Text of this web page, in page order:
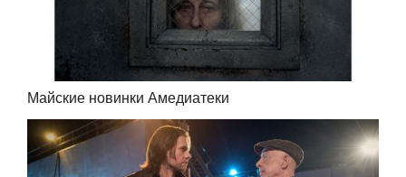
Майские новинки Амедиатеки